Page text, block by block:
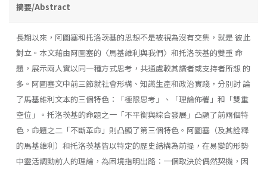
摘要/Abstract
長期以來，阿圖塞和托洛茨基的思想不是被視為沒有交集，就是 彼此
對立。本文藉由阿圖塞的〈馬基維利與我們〉和托洛茨基的雙重 命
題，展示兩人實以同一種方式思考，共通處較其讀者或支持者所想 的
多。阿圖塞文中前三節就社會形構、知識生產和政治實踐，分別討 論
了馬基維利文本的三個特色：「極限思考」、「理論佈署」和「雙重
空位」。托洛茨基的命題之一「不平衡與綜合發展」凸顯了前兩個特
色，命題之二「不斷革命」則凸顯了第三個特色。阿圖塞（及其詮釋
的馬基維利）和托洛茨基皆以特定的歷史結構為前提，在易變的形勢
中靈活調動前人的理論，為困境指明出路：一個取決於偶然契機，因